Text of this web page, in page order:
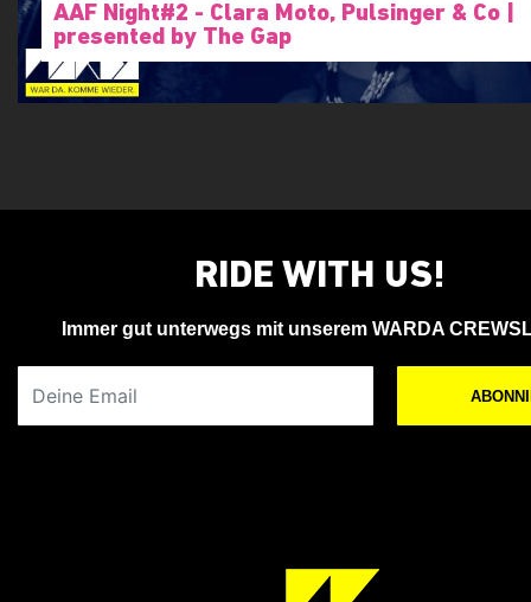
AAF Night#2 - Clara Moto, Pulsinger & Co |
presented by The Gap
RIDE WITH US!
Immer gut unterwegs mit unserem WARDA